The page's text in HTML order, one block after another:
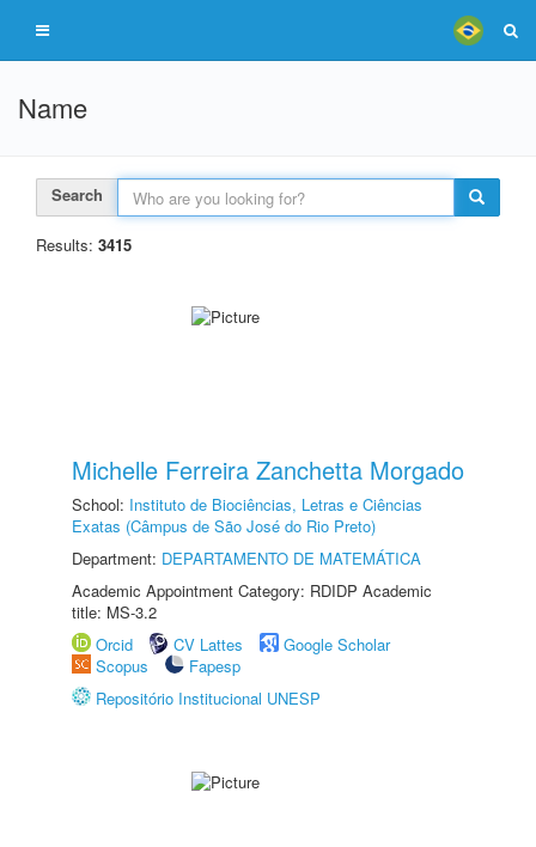
Name
Search
Results: 3415
Michelle Ferreira Zanchetta Morgado
School: Instituto de Biociências, Letras e Ciências
Exatas (Câmpus de São José do Rio Preto)
Department: DEPARTAMENTO DE MATEMÁTICA
Academic Appointment Category: RDIDP Academic
title: MS-3.2
Orcid
CV Lattes
Google Scholar
Scopus
Fapesp
Repositório Institucional UNESP